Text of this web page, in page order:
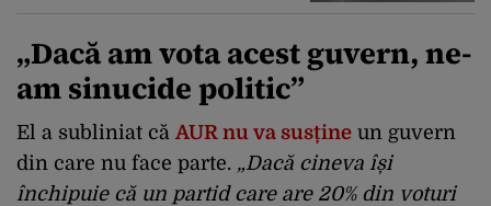
„Dacă am vota acest guvern, ne-
am sinucide politic”
El a subliniat căAUR nu va susține un guvern
din care nu face parte. „Dacă cineva își
închipuie că un partid care are 20% din voturi